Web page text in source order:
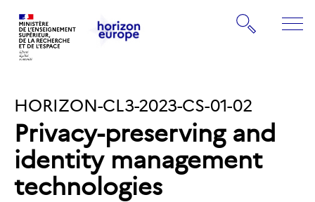
la
page
d'accueil
page
Rechercher
IDENTIFIANT
DU
TOPIC:
HORIZON-CL3-2023-CS-01-02
Privacy-preserving and
identity management
technologies